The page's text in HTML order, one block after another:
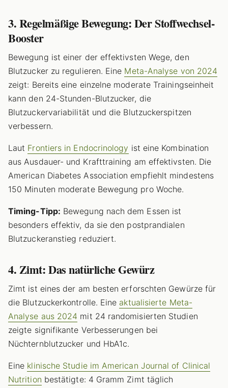
3. Regelmäßige Bewegung: Der Stoffwechsel-
Booster
Bewegung ist einer der effektivsten Wege, den
Blutzucker zu regulieren. Eine Meta-Analyse von 2024
zeigt: Bereits eine einzelne moderate Trainingseinheit
kann den 24-Stunden-Blutzucker, die
Blutzuckervariabilität und die Blutzuckerspitzen
verbessern.
Laut Frontiers in Endocrinology ist eine Kombination
aus Ausdauer- und Krafttraining am effektivsten. Die
American Diabetes Association empfiehlt mindestens
150 Minuten moderate Bewegung pro Woche.
Timing-Tipp: Bewegung nach dem Essen ist
besonders effektiv, da sie den postprandialen
Blutzuckeranstieg reduziert.
4. Zimt: Das natürliche Gewürz
Zimt ist eines der am besten erforschten Gewürze für
die Blutzuckerkontrolle. Eine aktualisierte Meta-
Analyse aus 2024 mit 24 randomisierten Studien
zeigte signifikante Verbesserungen bei
Nüchternblutzucker und HbA1c.
Eine klinische Studie im American Journal of Clinical
Nutrition bestätigte: 4 Gramm Zimt täglich